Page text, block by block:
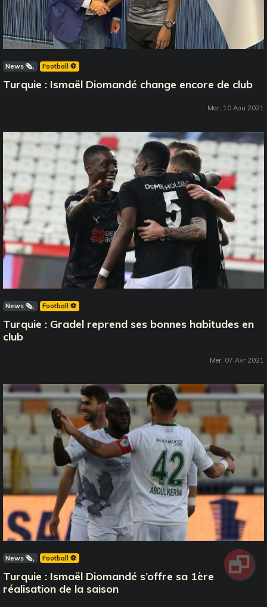
News 🗞️ Football ⚽️
Turquie : Ismaël Diomandé change encore de club
Mar, 10 Aou 2021
News 🗞️ Football ⚽️
Turquie : Gradel reprend ses bonnes habitudes en
club
Mer, 07 Avr 2021
News 🗞️ Football ⚽️
Turquie : Ismaël Diomandé s’offre sa 1ère
réalisation de la saison